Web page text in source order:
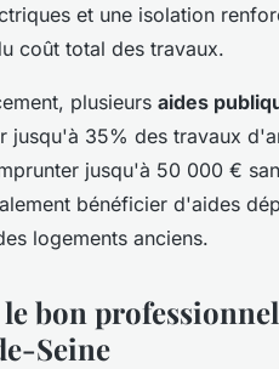
et une isolation
coût total des travaux.
plusieurs aides
jusqu'à 35% des travaux
jusqu'à 50 000 €
bénéficier d'aides
logements anciens.
bon
Seine